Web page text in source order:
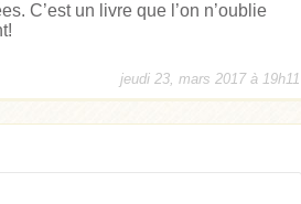
C’est un livre que l’on n’oublie
jeudi 23, mars 2017 à 19h11